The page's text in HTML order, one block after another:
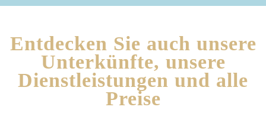
Entdecken Sie auch unsere
Unterkünfte, unsere
Dienstleistungen und alle
Preise